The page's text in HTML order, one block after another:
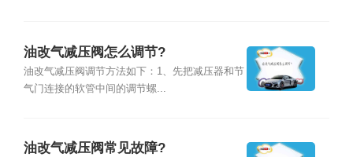
油改气减压阀怎么调节?
油改气减压阀调节方法如下：1、先把减压器和节
气门连接的软管中间的调节螺...
油改气减压阀常见故障?